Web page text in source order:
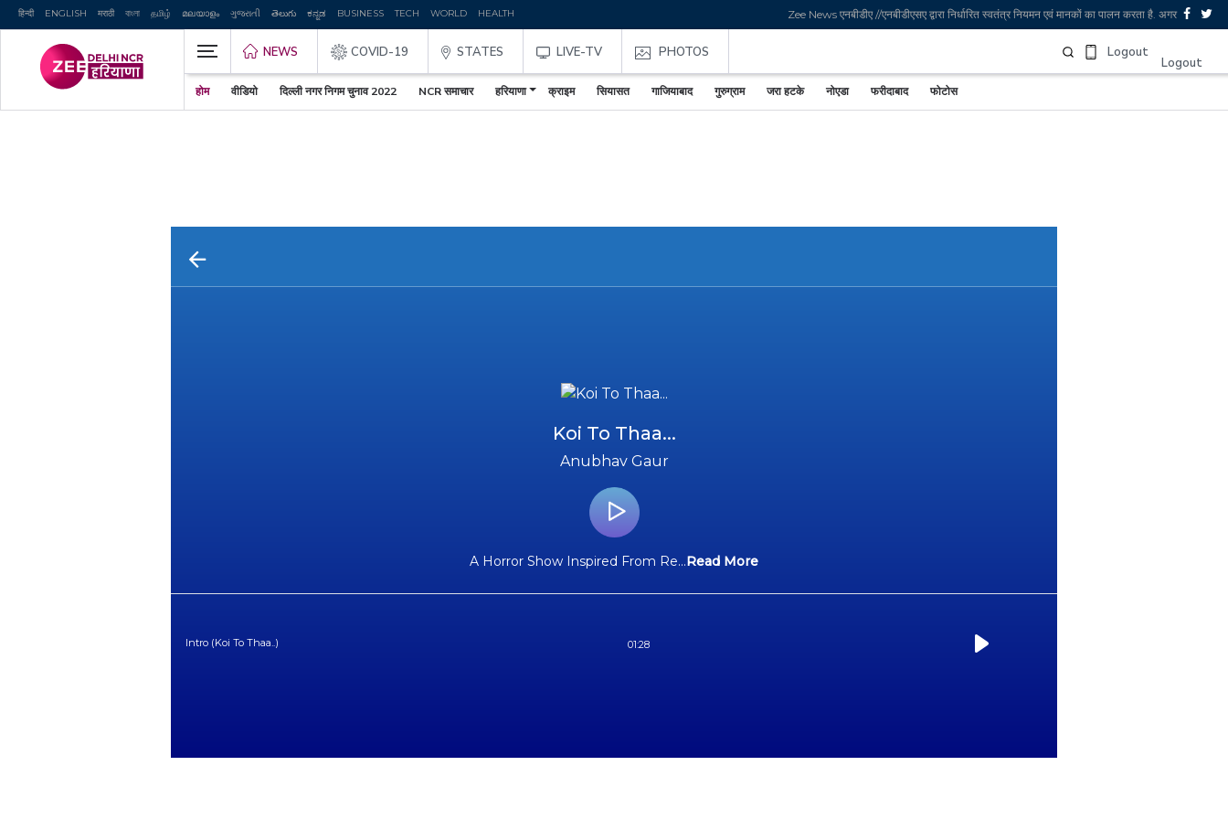
हिन्दी ENGLISH मराठी বাংলা தமிழ் മലയാളം ગુજરાતી తెలుగు ಕನ್ನಡ BUSINESS TECH WORLD HEALTH Zee News एनबीडीए //एनबीडीएसए द्वारा निर्धारित स्वतंत्र नियमन एवं मानकों का पालन करता है. अगर
NEWS COVID-19 STATES LIVE-TV PHOTOS Logout
Logout
होम वीडियो दिल्ली नगर निगम चुनाव 2022 NCR समाचार हरियाणा क्राइम सियासत गाजियाबाद गुरुग्राम जरा हटके नोएडा फरीदाबाद फोटोस
Koi To Thaa...
Anubhav Gaur
A Horror Show Inspired From Re...Read More
Intro (Koi To Thaa..) 01:28